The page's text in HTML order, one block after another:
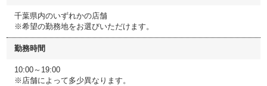
千葉県内のいずれかの店舗
※希望の勤務地をお選びいただけます。
勤務時間
10:00～19:00
※店舗によって多少異なります。